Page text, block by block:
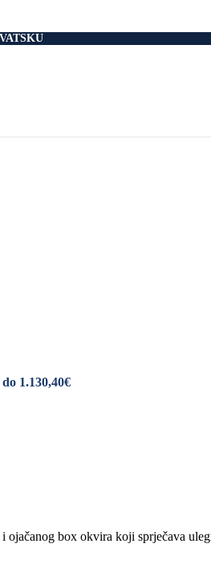
1.130,40€
box okvira koji sprječava